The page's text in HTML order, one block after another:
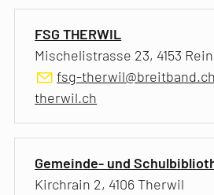
FSG THERWIL
Mischelistrasse 23, 4153
fsg-therwil@breitband.ch
therwil.ch
Gemeinde- und
Kirchrain 2, 4106 Therwil